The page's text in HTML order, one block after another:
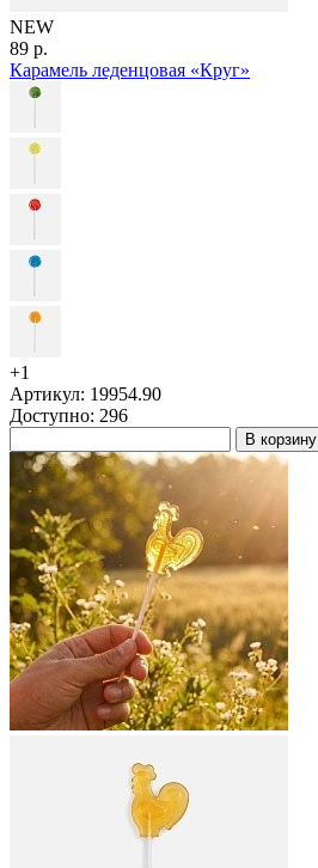
NEW
89 р.
Карамель леденцовая «Круг»
+1
Артикул: 19954.90
Доступно: 296
В корзину